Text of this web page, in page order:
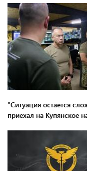
"Ситуация остается
приехал на Купянское